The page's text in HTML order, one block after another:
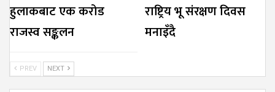
हुलाकबाट एक करोड
राजस्व सङ्कलन
राष्ट्रिय भू संरक्षण दिवस
मनाइँदै
PREV NEXT